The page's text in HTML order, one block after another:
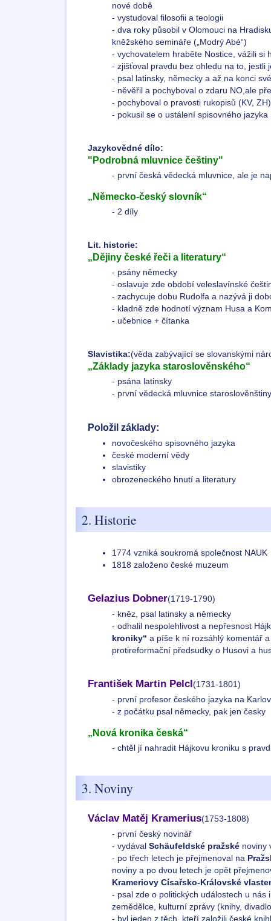
nové době
- vystudoval filosofii a teologii
- dva roky působil v Olomouci na
kněžského semináře („Modrý Abé“)
- vychovatelem hraběte Nostice, vážili si
- zjišťoval pravdu bez ohledu na to, jestli
- psal latinsky, německy a až na konci
- něvěřil a pochyboval o zdaru NO,ale
- pochyboval o pravosti rukopisů (KV, ZH)
- pokusil se o ustálení spisovného jazyka
Jazykovědné dílo:
"Podrobná mluvnice češtiny"
- první česká vědecká mluvnice, ale je
„Německo-český slovník“
- 2 díly
Lit. historie:
„Dějiny české řeči a literatury“
- psány německy
- oslavuje zde období veleslavínské
- zachycuje dobu Rudolfa a nazývá ji
- kladně zde hodnotí význam Husa a
- učebnice + čítanka
Slavistika:(věda zabývající se slovanskými
„Základy jazyka staroslověnského“
- psána latinsky
- první vědecká mluvnice staroslověnštiny
Položil základy:
novočeského spisovného jazyka
české moderní vědy
slavistiky
obrozeneckého hnutí a literatury
2. Historie
1774 vzniká soukromá společnost NAUK
1818 založeno české muzeum
Gelazius Dobner(1719-1790)
- kněz, psal latinsky a německy
- odhalil nespolehlivost a nepřesnost
kroniky“ a píše k ní rozsáhlý komentář
protireformační předsudky o Husovi a
František Martin Pelcl(1731-1801)
- první profesor českého jazyka na
- z počátku psal německy, pak jen česky
„Nová kronika česká“
- chtěl jí nahradit Hájkovu kroniku s
3. Noviny
Václav Matěj Kramerius(1753-1808)
- první český novinář
- vydával Schäufeldské pražské noviny
- po třech letech je přejmenoval na
noviny a po dvou letech je opět
Krameriovy Císařsko-Královské
- psal zde o politických událostech u nás
zemědělce, kulturní zprávy (knihy,
- byl jeden z těch, kteří založili české